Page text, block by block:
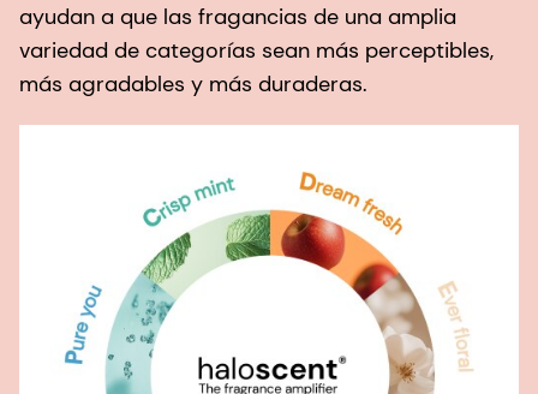
ayudan a que las fragancias de una amplia
variedad de categorías sean más perceptibles,
más agradables y más duraderas.